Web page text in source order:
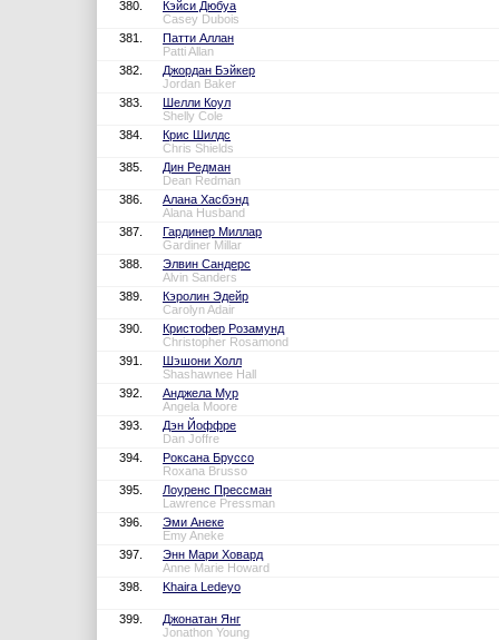
380.
Кэйси Дюбуа
Casey Dubois
381.
Патти Аллан
Patti Allan
382.
Джордан Бэйкер
Jordan Baker
383.
Шелли Коул
Shelly Cole
384.
Крис Шилдс
Chris Shields
385.
Дин Редман
Dean Redman
386.
Алана Хасбэнд
Alana Husband
387.
Гардинер Миллар
Gardiner Millar
388.
Элвин Сандерс
Alvin Sanders
389.
Кэролин Эдейр
Carolyn Adair
390.
Кристофер Розамунд
Christopher Rosamond
391.
Шэшони Холл
Shashawnee Hall
392.
Анджела Мур
Angela Moore
393.
Дэн Йоффре
Dan Joffre
394.
Роксана Бруссо
Roxana Brusso
395.
Лоуренс Прессман
Lawrence Pressman
396.
Эми Анеке
Emy Aneke
397.
Энн Мари Ховард
Anne Marie Howard
398.
Khaira Ledeyo
399.
Джонатан Янг
Jonathon Young